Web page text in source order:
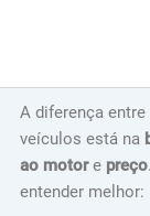
conteúdo
A diferença entre
veículos está na
ao motore preço
entender melhor: